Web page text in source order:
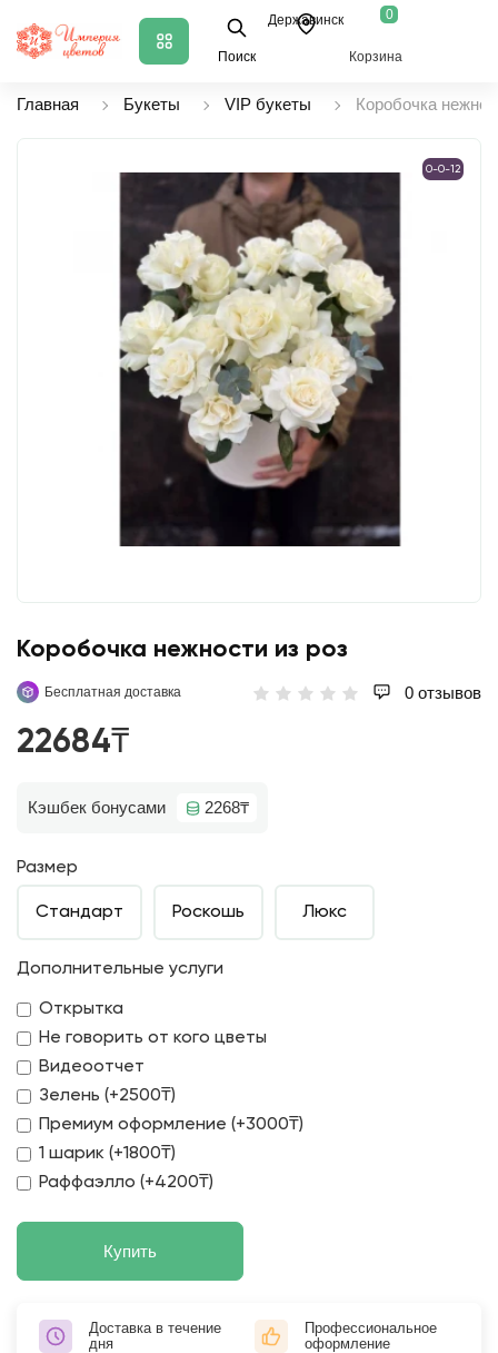
Поиск
Державинск 0
Корзина
Главная Букеты VIP букеты Коробочка
0-0-12
Коробочка нежности из роз
Бесплатная доставка 0 отзывов
22684₸
Кэшбек бонусами 2268₸
Размер
Стандарт Роскошь Люкс
Дополнительные услуги
Открытка
Не говорить от кого цветы
Видеоотчет
Зелень (+2500₸)
Премиум оформление (+3000₸)
1 шарик (+1800₸)
Раффаэлло (+4200₸)
Купить
Доставка в течение
дня
Профессиональное
оформление